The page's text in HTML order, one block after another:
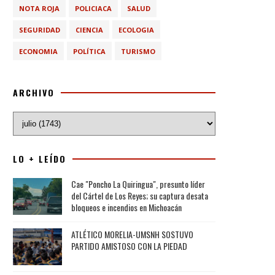
NOTA ROJA POLICIACA SALUD
SEGURIDAD CIENCIA ECOLOGIA
ECONOMIA POLÍTICA TURISMO
ARCHIVO
LO + LEÍDO
Cae "Poncho La Quiringua", presunto líder
del Cártel de Los Reyes; su captura desata
bloqueos e incendios en Michoacán
ATLÉTICO MORELIA-UMSNH SOSTUVO
PARTIDO AMISTOSO CON LA PIEDAD